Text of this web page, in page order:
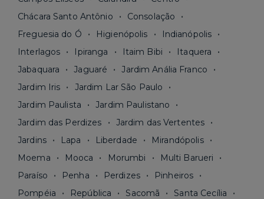
Chácara Santo Antônio
Consolação
Freguesia do Ó
Higienópolis
Indianópolis
Interlagos
Ipiranga Itaim Bibi
Itaquera
Jabaquara
Jaguaré
Jardim Anália Franco
Jardim Iris
Jardim Lar São Paulo
Jardim Paulista
Jardim Paulistano
Jardim das Perdizes
Jardim das Vertentes
Jardins
Lapa Liberdade
Mirandópolis
Moema
Mooca Morumbi
Multi Barueri
Paraíso
Penha Perdizes
Pinheiros
Pompéia
República Sacomã
Santa Cecília